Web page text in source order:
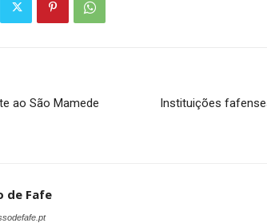
ao São Mamede
Instituições
de Fafe